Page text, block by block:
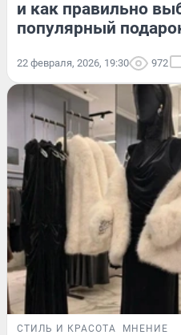
и как правильно
популярный
22 февраля, 2026, 19:30 972
СТИЛЬ И КРАСОТА МНЕНИЕ